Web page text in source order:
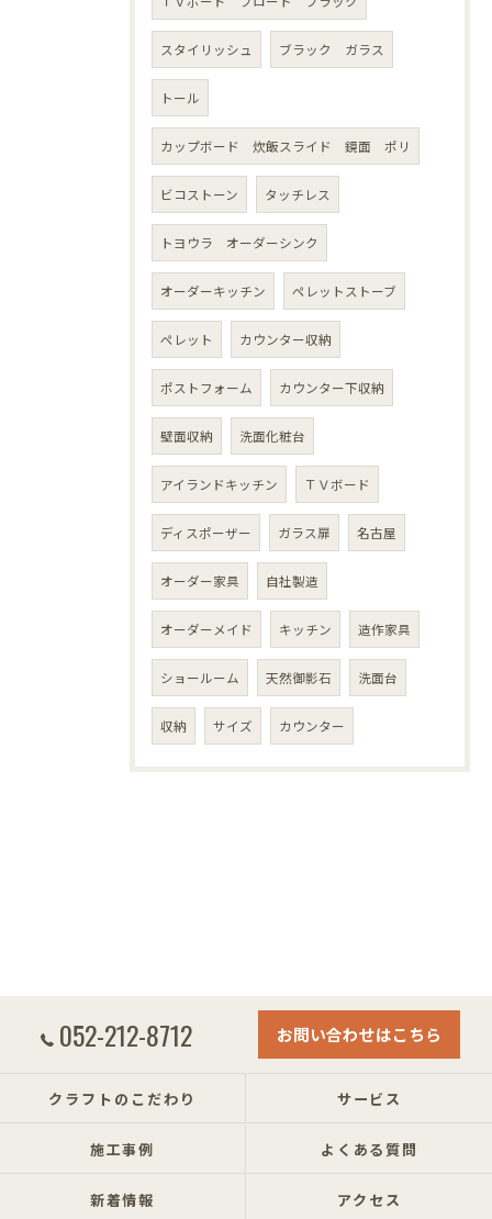
スタイリッシュ ブラック ガラス
トール
カップボード 炊飯スライド 鏡面 ポリ
ビコストーン タッチレス
トヨウラ オーダーシンク
オーダーキッチン ペレットストーブ
ペレット カウンター収納
ポストフォーム カウンター下収納
壁面収納 洗面化粧台
アイランドキッチン ＴＶボード
ディスポーザー ガラス扉 名古屋
オーダー家具 自社製造
オーダーメイド キッチン 造作家具
ショールーム 天然御影石 洗面台
収納 サイズ カウンター
052-212-8712 お問い合わせはこちら
クラフトのこだわり サービス
施工事例 よくある質問
新着情報 アクセス